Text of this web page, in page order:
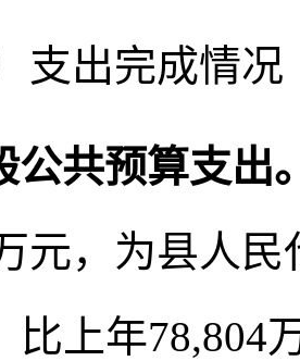
支出完成情况
公共预算支出
元，为县人
比上年78,804